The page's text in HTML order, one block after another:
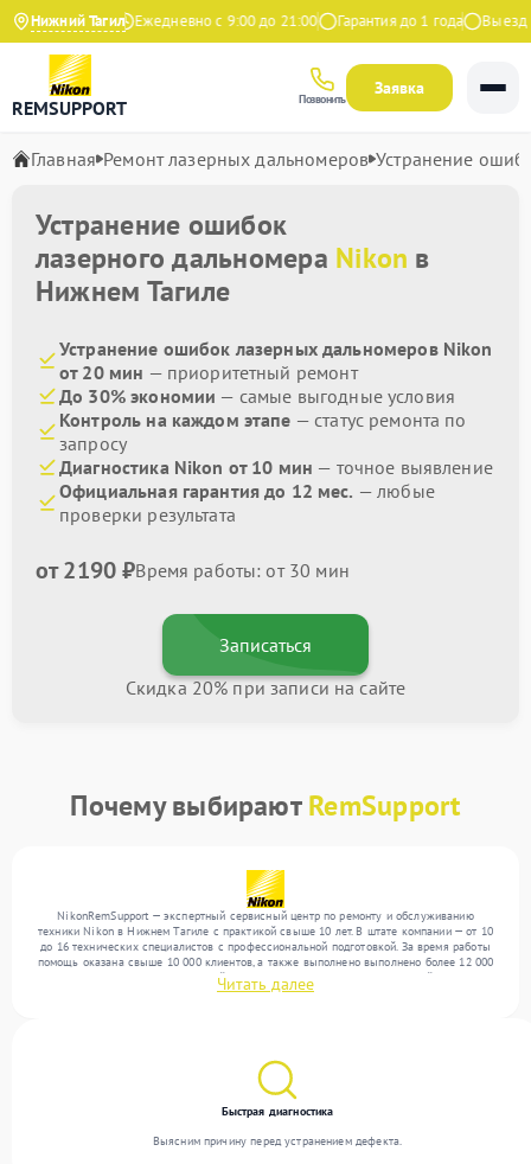
Нижний Тагил
4.9 на Яндекс Ежедневно с 9:00 до 21:00 Гарантия до 1 года Выезд
REMSUPPORT Позвонить
Заявка
Главная Ремонт лазерных дальномеров Устранение
Устранение ошибок
лазерного дальномера Nikon в
Нижнем Тагиле
Устранение ошибок лазерных дальномеров Nikon
от 20 мин — приоритетный ремонт
До 30% экономии — самые выгодные условия
Контроль на каждом этапе — статус ремонта по
запросу
Диагностика Nikon от 10 мин — точное выявление
Официальная гарантия до 12 мес. — любые
проверки результата
от 2190 ₽Время работы: от 30 мин
Записаться
Скидка 20% при записи на сайте
Почему выбираютRemSupport
NikonRemSupport — экспертный сервисный центр по ремонту и обслуживанию
техники Nikon в Нижнем Тагиле с практикой свыше 10 лет. В штате компании — от 10
до 16 технических специалистов с профессиональной подготовкой. За время работы
помощь оказана свыше 10 000 клиентов, а также выполнено выполнено более 12 000
ремонтов. Ежемесячно в сервисный центр поступает более 300 обращений, включая , ,
. Мы устраняем поломки любой сложности и обеспечиваем надежный результат
Читать далее
Быстрая диагностика
Выясним причину перед устранением дефекта.